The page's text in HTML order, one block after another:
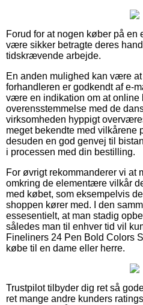
Forud for at nogen køber på en
være sikker betragte deres
tidskrævende arbejde.
En anden mulighed kan være
forhandleren er godkendt af e-
være en indikation om at online
overensstemmelse med de
virksomheden hyppigt
meget bekendte med vilkårene
desuden en god genvej til
i processen med din bestilling.
For øvrigt rekommanderer vi at
omkring de elementære vilkår
med købet, som eksempelvis
shoppen kører med. I den
essesentielt, at man stadig
således man til enhver tid vil
Fineliners 24 Pen Bold Colors
købe til en dame eller herre.
Trustpilot tilbyder dig ret så
ret mange andre kunders